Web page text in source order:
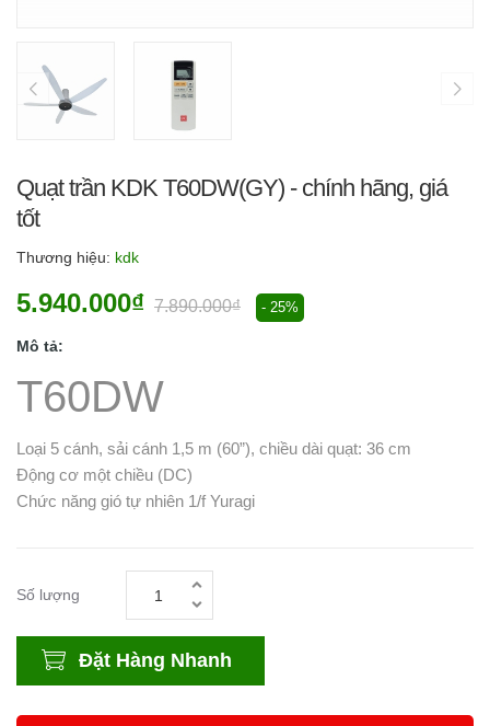
Quạt trần KDK T60DW(GY) - chính hãng, giá
tốt
Thương hiệu: kdk
5.940.000₫ 7.890.000₫ - 25%
Mô tả:
T60DW
Loại 5 cánh, sải cánh 1,5 m (60”), chiều dài quạt: 36 cm
Động cơ một chiều (DC)
Chức năng gió tự nhiên 1/f Yuragi
Số lượng
Đặt Hàng Nhanh